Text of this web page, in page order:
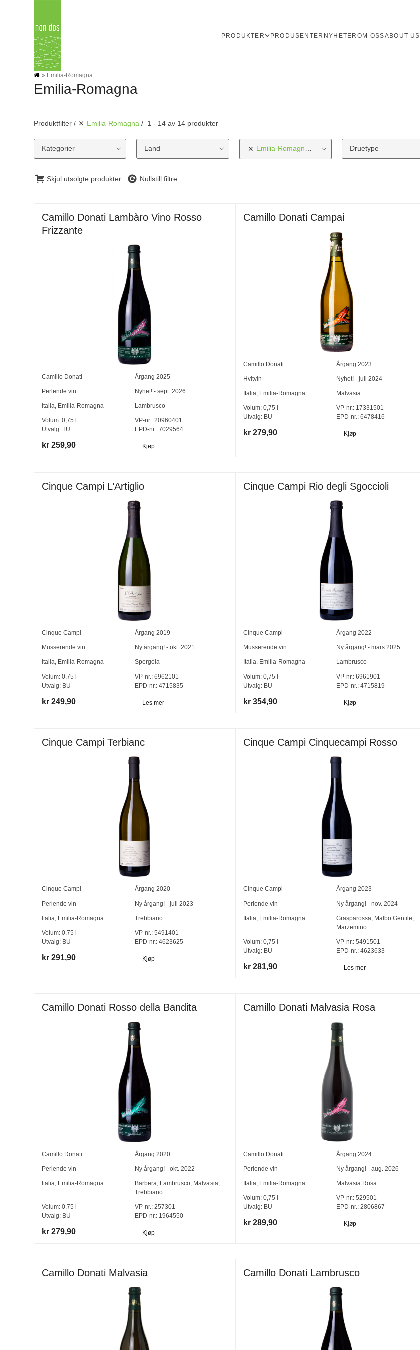
PRODUKTER PRODUSENTER NYHETER OM OSSABOUT US
» Emilia-Romagna
Emilia-Romagna
Produktfilter Emilia-Romagna 1 - 14 av 14 produkter
Kategorier Land Emilia-Romagna Region Druetype
Skjul utsolgte produkter Nullstill filtre
Camillo Donati Lambàro Vino Rosso
Frizzante
Camillo Donati Årgang 2025
Perlende vin Nyhet! - sept. 2026
Italia, Emilia-Romagna Lambrusco
Volum:0,75
Utvalg:TU
VP-nr.:20960401
EPD-nr.: 7029564
kr 259,90 Kjøp
Camillo Donati Campai
Camillo Donati Årgang2023
Hvitvin Nyhet! - juli 2024
Italia, Emilia-Romagna Malvasia
Volum:0,75
Utvalg: BU
VP-nr.: 17331501
EPD-nr.: 6478416
kr 279,90 Kjøp
Cinque Campi L’Artiglio
Cinque Campi Årgang 2019
Musserende vin Ny årgang! - okt. 2021
Italia, Emilia-Romagna Spergola
Volum:0,75
Utvalg: BU
VP-nr.:6962101
EPD-nr.: 4715835
kr 249,90 Les mer
Cinque Campi Rio degli Sgoccioli
Cinque Campi Årgang2022
Musserende vin Ny årgang! - mars 2025
Italia, Emilia-Romagna Lambrusco
Volum:0,75
Utvalg: BU
VP-nr.: 6961901
EPD-nr.: 4715819
kr 354,90 Kjøp
Cinque Campi Terbianc
Cinque Campi Årgang 2020
Perlende vin Ny årgang! - juli 2023
Italia, Emilia-Romagna Trebbiano
Volum:0,75 l
Utvalg: BU
VP-nr.:5491401
EPD-nr.: 4623625
kr 291,90 Kjøp
Cinque Campi Cinquecampi Rosso
Cinque Campi Årgang2023
Perlende vin Ny årgang! - nov. 2024
Italia, Emilia-Romagna Grasparossa, Malbo Gentile,
Marzemino
Volum:0,75 l
Utvalg: BU
VP-nr.: 5491501
EPD-nr.: 4623633
kr 281,90 Les mer
Camillo Donati Rosso della Bandita
Camillo Donati Årgang 2020
Perlende vin Ny årgang! - okt. 2022
Italia, Emilia-Romagna Barbera, Lambrusco, Malvasia,
Trebbiano
Volum:0,75 l
Utvalg: BU
VP-nr.:257301
EPD-nr.: 1964550
kr 279,90 Kjøp
Camillo Donati Malvasia Rosa
Camillo Donati Årgang2024
Perlende vin Ny årgang! - aug. 2026
Italia, Emilia-Romagna Malvasia Rosa
Volum:0,75 l
Utvalg: BU
VP-nr.: 529501
EPD-nr.: 2806867
kr 289,90 Kjøp
Camillo Donati Malvasia Camillo Donati Lambrusco